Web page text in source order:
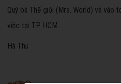
Quý bà Thế giới (Mrs. World) và vào
việc tại TP HCM.
Hà Thu